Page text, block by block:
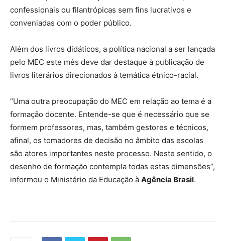
confessionais ou filantrópicas sem fins lucrativos e
conveniadas com o poder público.
Além dos livros didáticos, a política nacional a ser lançada
pelo MEC este mês deve dar destaque à publicação de
livros literários direcionados à temática étnico-racial.
“Uma outra preocupação do MEC em relação ao tema é a
formação docente. Entende-se que é necessário que se
formem professores, mas, também gestores e técnicos,
afinal, os tomadores de decisão no âmbito das escolas
são atores importantes neste processo. Neste sentido, o
desenho de formação contempla todas estas dimensões”,
informou o Ministério da Educação à Agência Brasil.